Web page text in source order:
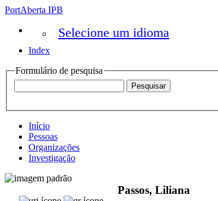
PortAberta IPB
Selecione um idioma
Index
Formulário de pesquisa
Início
Pessoas
Organizações
Investigação
Passos, Liliana